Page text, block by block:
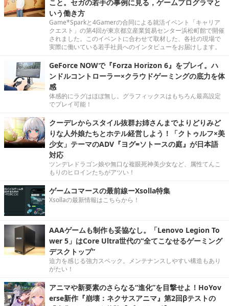
こと。セガの若手の事例に見る，ゲームプログラマと
いう働き方
Game*Sparkと4Gamerの合同による就活イベント「キャリア
クエスト」の第4回が東京都立産業貿易センター浜松町館で開催
されました。このイベントに合わせて取材した、各社の現場で
実際に働いている若手社員へのインタビューをお届けします。
GeForce NOWで『Forza Horizon 6』をプレイ。ハ
ンドルコントローラー×クラウドゲーミングの底力を体
感
体感的にラグはほぼ無し。グラフィックスはもちろん最高設定
でプレイ可能！
クーデレからスタイル抜群お姉さんまでよりどりみど
りな人外娘たちとホテル経営しよう！「クトゥルフ×美
少女」テーマのADV『ヨグ=ソトースの庭』が日本語
対応
ツンデレドラゴン娘や無口な複眼死神美少女など、属性てんこ
もりのヒロインたちがアツい！
ゲームコマースの最前線ーXsolla特集
Xsollaの最新情報はこちらから！
AAAゲームも制作も妥協なし。「Lenovo Legion To
wer 5」はCore Ultra世代の“全てこなせるゲーミング
デスクトップ”
迫力を感じる強力スペック。メンテナンスしやすい構造もあり
がたい！
アニマや新要素のさらなる“進化”を目撃せよ！HoYov
erse新作『崩壊：ネクサスアニマ』第2回βテストの